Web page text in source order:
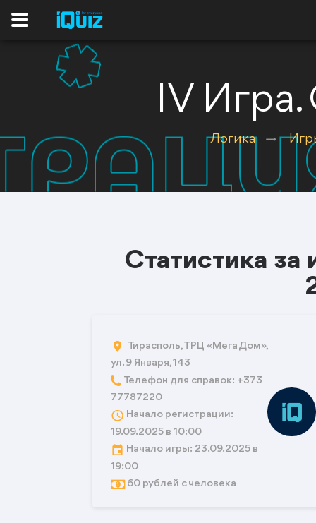
IV
Логика
Статистика за
Тирасполь, ТРЦ «Мега Дом»,
ул. 9 Января, 143
Телефон для справок: +373
77787220
Начало регистрации:
19.09.2025 в 10:00
Начало игры: 23.09.2025 в
19:00
60 рублей с человека